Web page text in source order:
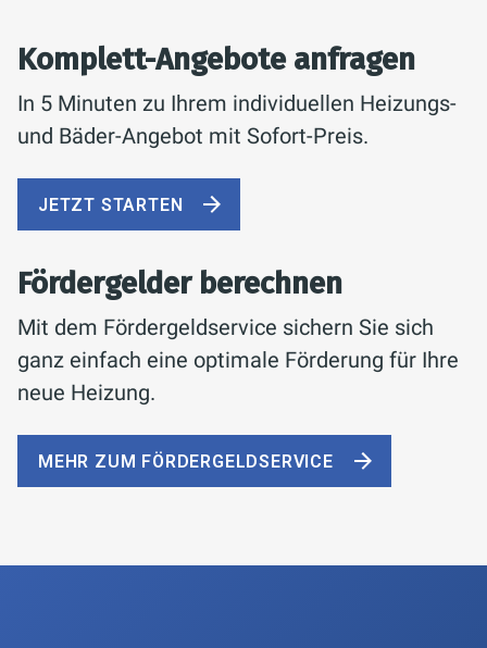
Komplett-Angebote anfragen
In 5 Minuten zu Ihrem individuellen Heizungs-
und Bäder-Angebot mit Sofort-Preis.
JETZT STARTEN
Fördergelder berechnen
Mit dem Fördergeldservice sichern Sie sich
ganz einfach eine optimale Förderung für Ihre
neue Heizung.
MEHR ZUM FÖRDERGELDSERVICE